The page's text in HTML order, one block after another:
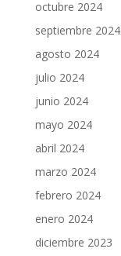
octubre 2024
septiembre 2024
agosto 2024
julio 2024
junio 2024
mayo 2024
abril 2024
marzo 2024
febrero 2024
enero 2024
diciembre 2023